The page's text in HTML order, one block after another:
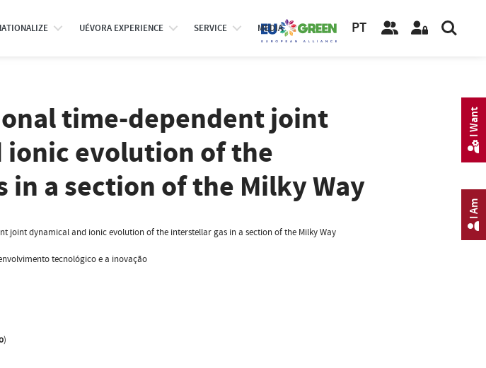
UÉVORA EXPERIENCE SERVICE MEDIA PT
time-dependent joint
ionic evolution of the
a section of the Milky Way
joint dynamical and ionic evolution of the interstellar gas in a section of the Milky Way
tecnológico e a inovação
)
I Am
I Want